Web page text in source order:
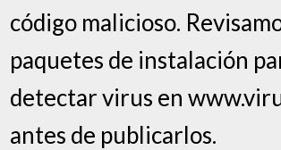
código malicioso.
paquetes de instalación
detectar virus en
antes de publicarlos.